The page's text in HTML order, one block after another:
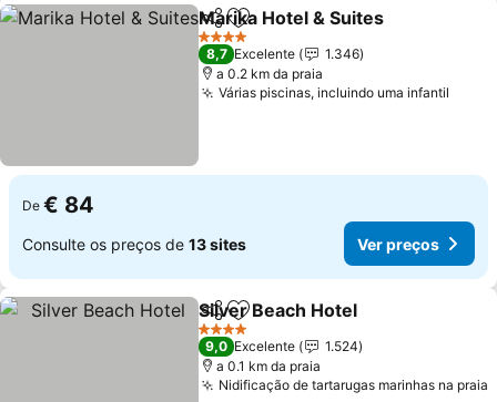
PartilharAdicionar aos favoritos
Marika Hotel & Suites
4 Estrelas
8,7 Excelente
1.346
a 0.2 km da praia
Várias piscinas, incluindo uma infantil
De € 84
Consulte os preços de 13 sites Ver preços
PartilharAdicionar aos favoritos
Silver Beach Hotel
4 Estrelas
9,0 Excelente
1.524
a 0.1 km da praia
Nidificação de tartarugas marinhas na praia